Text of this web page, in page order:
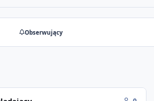
Obserwujący